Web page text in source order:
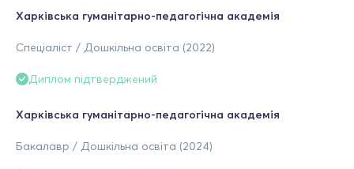
Харківська гуманітарно-педагогічна академія
Спеціаліст / Дошкільна освіта (2022)
Диплом підтверджений
Харківська гуманітарно-педагогічна академія
Бакалавр / Дошкільна освіта (2024)